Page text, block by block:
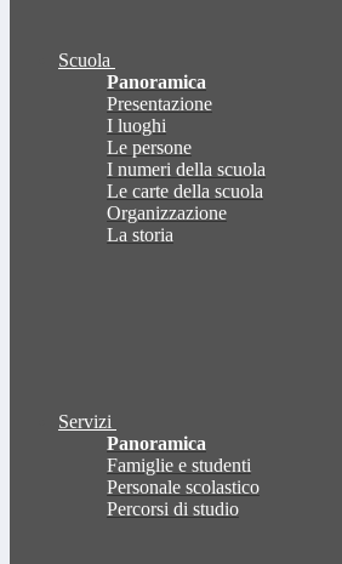
Scuola
Panoramica
Presentazione
I luoghi
Le persone
I numeri della scuola
Le carte della scuola
Organizzazione
La storia
Servizi
Panoramica
Famiglie e studenti
Personale scolastico
Percorsi di studio